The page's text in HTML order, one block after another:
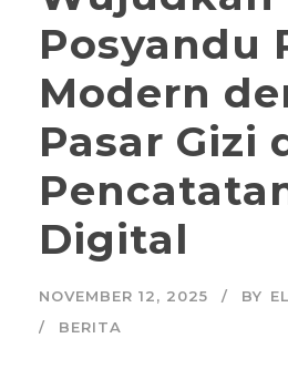
Posyandu
Modern
Pasar Gizi
Digital
NOVEMBER 12, 2025 BY
BERITA